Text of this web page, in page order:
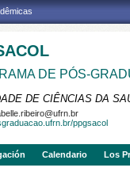
DE PÓS-
DE CIÊNCIAS DA
ppgsacol
Calendario Los